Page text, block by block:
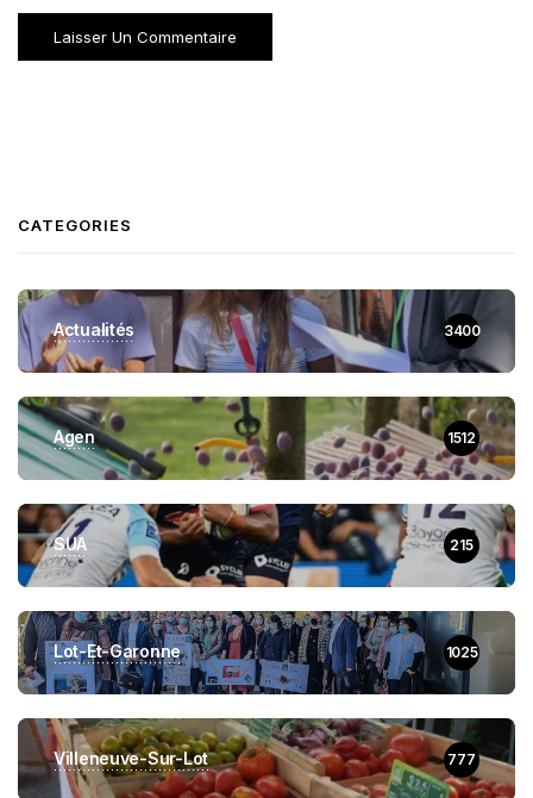
CATEGORIES
Actualités 3400
Agen 1512
SUA 215
Lot-Et-Garonne 1025
Villeneuve-Sur-Lot 777